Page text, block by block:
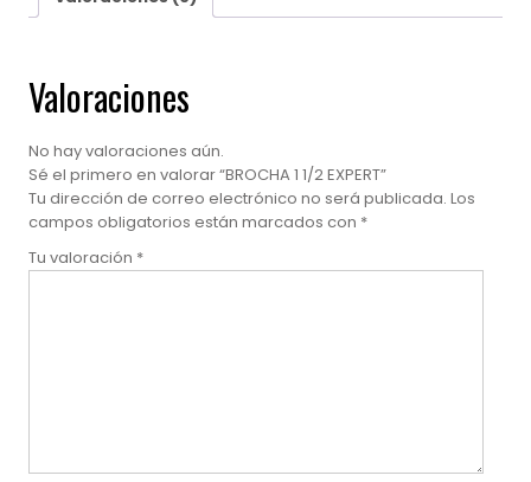
Valoraciones
No hay valoraciones aún.
Sé el primero en valorar “BROCHA 1 1/2 EXPERT”
Tu dirección de correo electrónico no será publicada. Los
campos obligatorios están marcados con *
Tu valoración *